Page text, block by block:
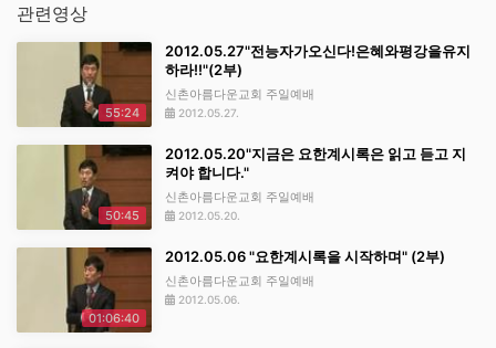
관련영상
55:24
2012.05.27"전능자가오신다!은혜와평강을유지
하라!!"(2부)
신촌아름다운교회 주일예배
2012.05.27.
50:45
2012.05.20"지금은 요한계시록은 읽고 듣고 지
켜야 합니다."
신촌아름다운교회 주일예배
2012.05.20.
01:06:40
2012.05.06 "요한계시록을 시작하며" (2부)
신촌아름다운교회 주일예배
2012.05.06.